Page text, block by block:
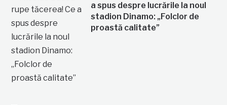
a spus despre lucrările la noul
stadion Dinamo: „Folclor de
proastă calitate”